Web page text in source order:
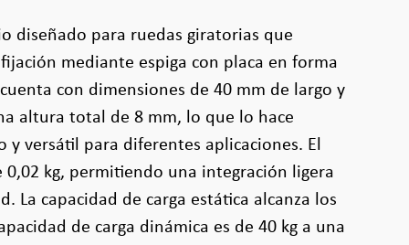
diseñado para ruedas giratorias que
mediante espiga con placa en forma
con dimensiones de 40 mm de largo y
altura total de 8 mm, lo que lo hace
y versátil para diferentes aplicaciones. El
0,02 kg, permitiendo una integración ligera
La capacidad de carga estática alcanza los
de carga dinámica es de 40 kg a una